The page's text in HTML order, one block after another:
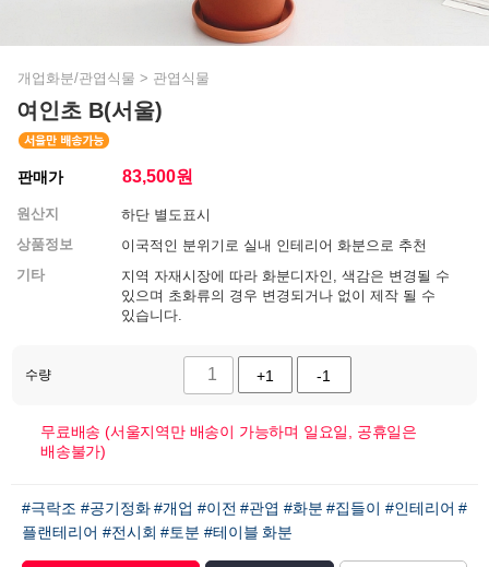
개업화분/관엽식물 > 관엽식물
여인초 B(서울)
판매가 83,500원
원산지
하단 별도표시
상품정보
이국적인 분위기로 실내 인테리어 화분으로 추천
기타
지역 자재시장에 따라 화분디자인, 색감은 변경될 수
있으며 초화류의 경우 변경되거나 없이 제작 될 수
있습니다.
수량 +1 -1
무료배송 (서울지역만 배송이 가능하며 일요일, 공휴일은
배송불가)
#극락조 #공기정화 #개업 #이전 #관엽 #화분 #집들이 #인테리어 #
플랜테리어 #전시회 #토분 #테이블 화분